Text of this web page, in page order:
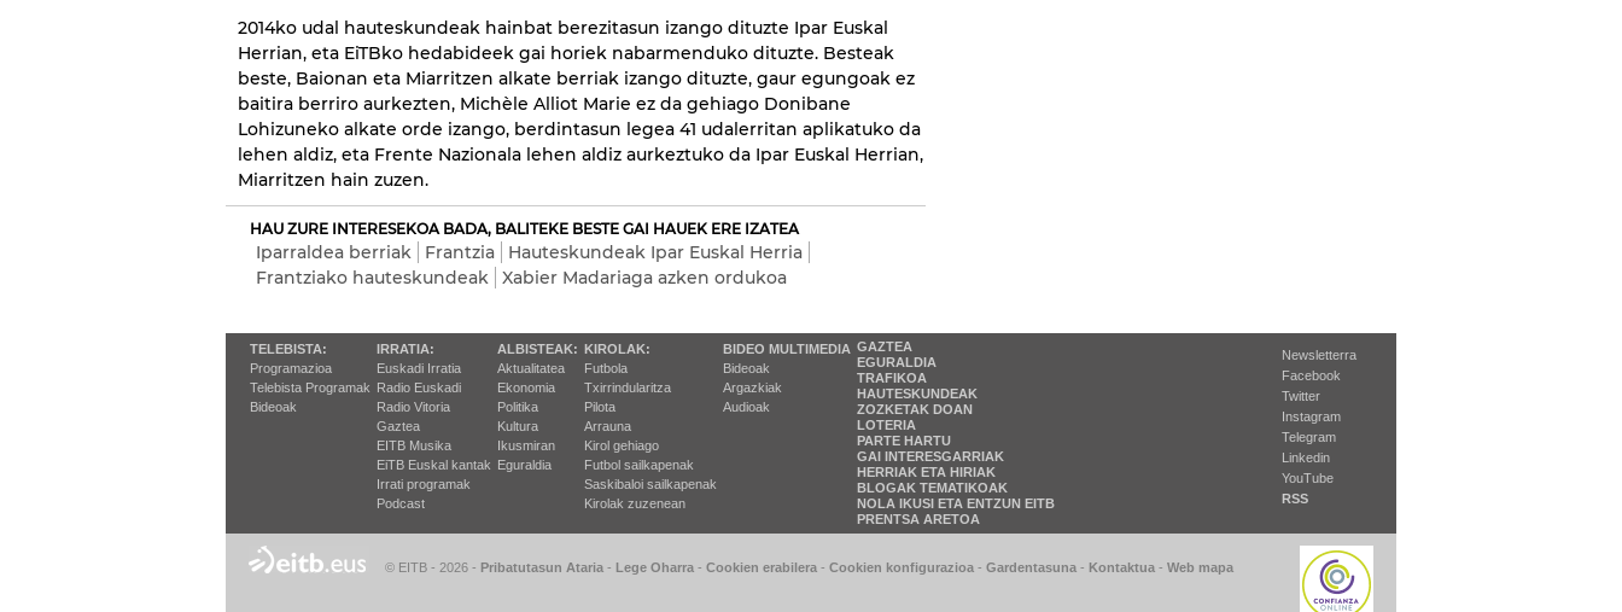
2014ko udal hauteskundeak hainbat berezitasun izango dituzte Ipar Euskal
Herrian, eta EiTBko hedabideek gai horiek nabarmenduko dituzte. Besteak
beste, Baionan eta Miarritzen alkate berriak izango dituzte, gaur egungoak ez
baitira berriro aurkezten, Michèle Alliot Marie ez da gehiago Donibane
Lohizuneko alkate orde izango, berdintasun legea 41 udalerritan aplikatuko da
lehen aldiz, eta Frente Nazionala lehen aldiz aurkeztuko da Ipar Euskal Herrian,
Miarritzen hain zuzen.
HAU ZURE INTERESEKOA BADA, BALITEKE BESTE GAI HAUEK ERE IZATEA
Iparraldea berriak Frantzia
Hauteskundeak Ipar Euskal Herria
Frantziako hauteskundeak
Xabier Madariaga azken ordukoa
TELEBISTA:
Programazioa
Telebista Programak
Bideoak
IRRATIA:
Euskadi Irratia
Radio Euskadi
Radio Vitoria
Gaztea
EITB Musika
EiTB Euskal kantak
Irrati programak
Podcast
ALBISTEAK:
Aktualitatea
Ekonomia
Politika
Kultura
Ikusmiran
Eguraldia
KIROLAK:
Futbola
Txirrindularitza
Pilota
Arrauna
Kirol gehiago
Futbol sailkapenak
Saskibaloi sailkapenak
Kirolak zuzenean
BIDEO MULTIMEDIA
Bideoak
Argazkiak
Audioak
GAZTEA
EGURALDIA
TRAFIKOA
HAUTESKUNDEAK
ZOZKETAK DOAN
LOTERIA
PARTE HARTU
GAI INTERESGARRIAK
HERRIAK ETA HIRIAK
BLOGAK TEMATIKOAK
NOLA IKUSI ETA ENTZUN EITB
PRENTSA ARETOA
Newsletterra
Facebook
Twitter
Instagram
Telegram
Linkedin
YouTube
RSS
© EITB - 2026 - Pribatutasun Ataria - Lege Oharra - Cookien erabilera - Cookien konfigurazioa - Gardentasuna - Kontaktua - Web mapa